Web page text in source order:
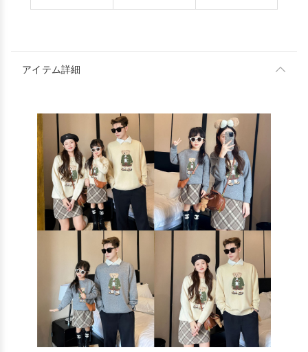
アイテム詳細